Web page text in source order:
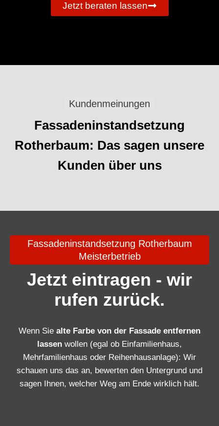
Jetzt beraten lassen
Kundenmeinungen
Fassadeninstandsetzung
Rotherbaum: Das sagen unsere
Kunden über uns
Fassadeninstandsetzung Rotherbaum
Meisterbetrieb
Jetzt eintragen - wir
rufen zurück.
Wenn Sie alte Farbe von der Fassade entfernen
lassen wollen (egal ob Einfamilienhaus,
Mehrfamilienhaus oder Reihenhausanlage): Wir
schauen uns das an, bewerten den Untergrund und
sagen Ihnen, welcher Weg am Ende wirklich hält.